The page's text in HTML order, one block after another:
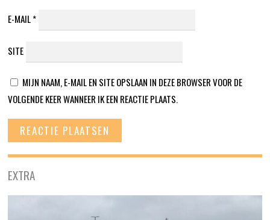
E-MAIL*
SITE
MIJN NAAM, E-MAIL EN SITE OPSLAAN IN DEZE BROWSER VOOR DE
VOLGENDE KEER WANNEER IK EEN REACTIE PLAATS.
EXTRA